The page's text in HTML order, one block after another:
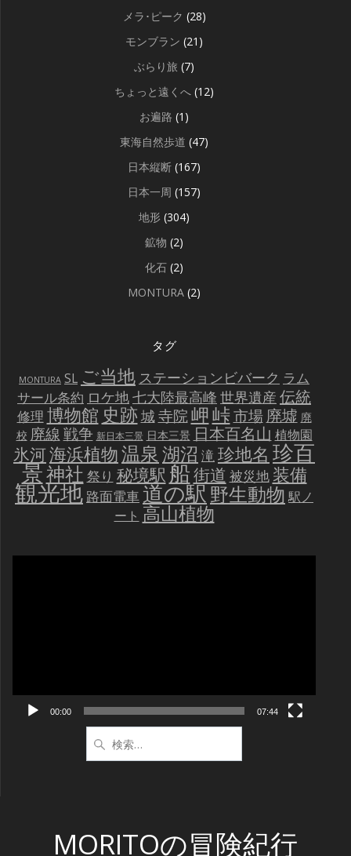
メラ･ピーク (28)
モンブラン (21)
ぶらり旅 (7)
ちょっと遠くへ (12)
お遍路 (1)
東海自然歩道 (47)
日本縦断 (167)
日本一周 (157)
地形 (304)
鉱物 (2)
化石 (2)
MONTURA (2)
タグ
MONTURA SL ご当地 ステーションビバーク ラム
サール条約 ロケ地七大陸最高峰 世界遺産 伝統
修理 博物館 史跡城寺院岬峠市場 廃墟 廃
校 廃線戦争 新日本三景 日本三景 日本百名山 植物園
氷河海浜植物温泉湖沼 滝珍地名 珍百
景神社 祭り 秘境駅船街道 被災地 装備
観光地 路面電車道の駅野生動物 駅ノ
ート 高山植物
00:00 07:44
索:
MORITOの冒険紀行